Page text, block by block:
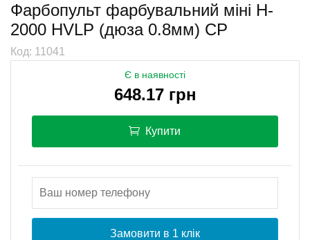
Фарбопульт фарбувальний міні H-
2000 HVLP (дюза 0.8мм) CP
Код: 11041
Є в наявності
648.17 грн
Купити
Замовити в 1 клік